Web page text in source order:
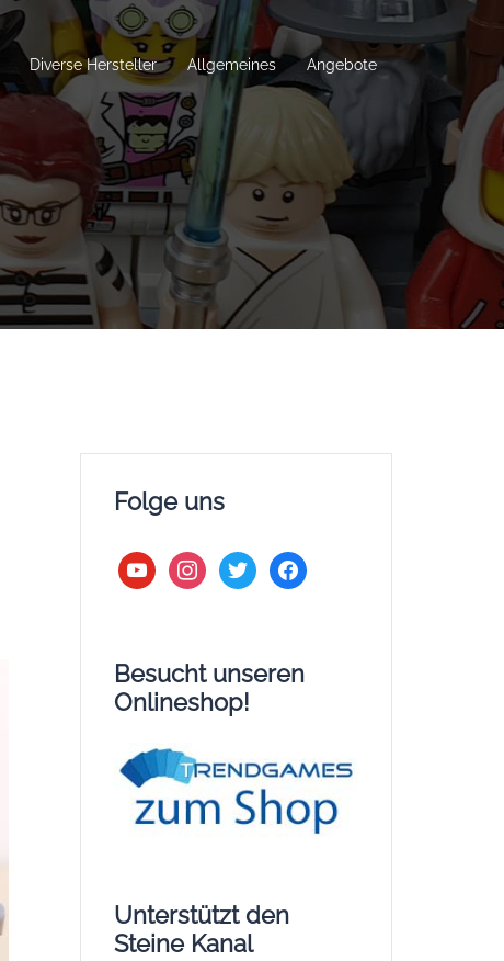
Diverse Hersteller Allgemeines Angebote
Folge uns
youtubeinstagram
twitter facebook
Besucht unseren
Onlineshop!
Unterstützt den
Steine Kanal